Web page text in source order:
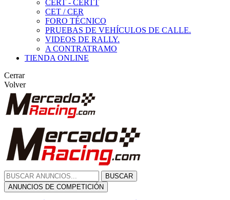
CERT - CERTT
CET / CER
FORO TÉCNICO
PRUEBAS DE VEHÍCULOS DE CALLE.
VIDEOS DE RALLY.
A CONTRATRAMO
TIENDA ONLINE
Cerrar
Volver
BUSCAR
ANUNCIOS DE COMPETICIÓN